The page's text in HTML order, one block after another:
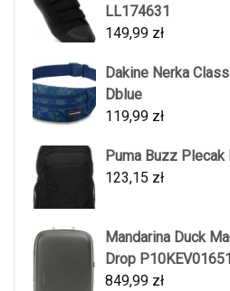
LL174631
149,99 zł
Dakine Nerka
Dblue
119,99 zł
Puma Buzz Plecak
123,15 zł
Mandarina Duck
Drop
849,99 zł